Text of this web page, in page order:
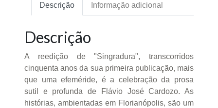
Descrição Informação adicional
Descrição
A reedição de "Singradura", transcorridos
cinquenta anos da sua primeira publicação, mais
que uma efeméride, é a celebração da prosa
sutil e profunda de Flávio José Cardozo. As
histórias, ambientadas em Florianópolis, são um